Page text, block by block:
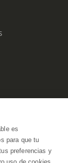
es
para que tu
preferencias y